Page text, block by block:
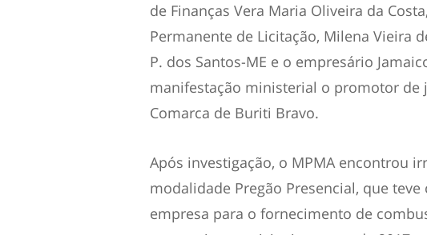
de Finanças Vera Maria Oliveira da
Permanente de Licitação, Milena Vieira
P. dos Santos-ME e o empresário
manifestação ministerial o promotor de
Comarca de Buriti Bravo.
Após investigação, o MPMA encontrou
modalidade Pregão Presencial, que
empresa para o fornecimento de